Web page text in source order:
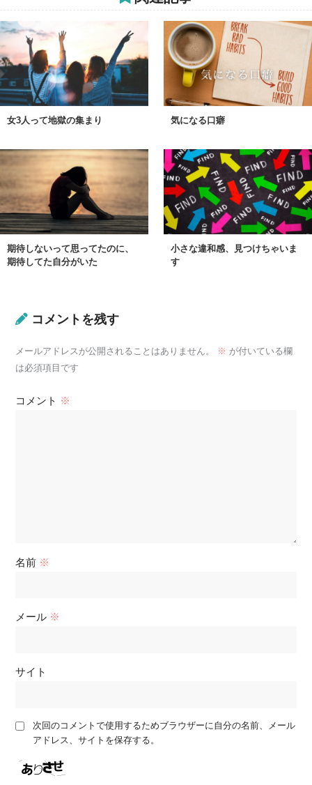
女3人って地獄の集まり 気になる口癖
期待しないって思ってたのに、
期待してた自分がいた
小さな違和感、見つけちゃいま
す
コメントを残す
メールアドレスが公開されることはありません。 ※ が付いている欄
は必須項目です
コメント ※
名前 ※
メール ※
サイト
次回のコメントで使用するためブラウザーに自分の名前、メール
アドレス、サイトを保存する。